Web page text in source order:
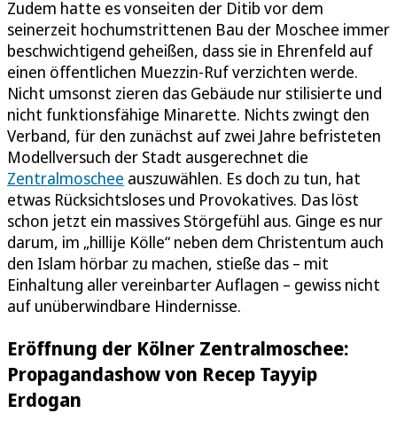
Zudem hatte es vonseiten der Ditib vor dem
seinerzeit hochumstrittenen Bau der Moschee immer
beschwichtigend geheißen, dass sie in Ehrenfeld auf
einen öffentlichen Muezzin-Ruf verzichten werde.
Nicht umsonst zieren das Gebäude nur stilisierte und
nicht funktionsfähige Minarette. Nichts zwingt den
Verband, für den zunächst auf zwei Jahre befristeten
Modellversuch der Stadt ausgerechnet die
Zentralmoschee auszuwählen. Es doch zu tun, hat
etwas Rücksichtsloses und Provokatives. Das löst
schon jetzt ein massives Störgefühl aus. Ginge es nur
darum, im „hillije Kölle“ neben dem Christentum auch
den Islam hörbar zu machen, stieße das – mit
Einhaltung aller vereinbarter Auflagen – gewiss nicht
auf unüberwindbare Hindernisse.
Eröffnung der Kölner Zentralmoschee:
Propagandashow von Recep Tayyip
Erdogan